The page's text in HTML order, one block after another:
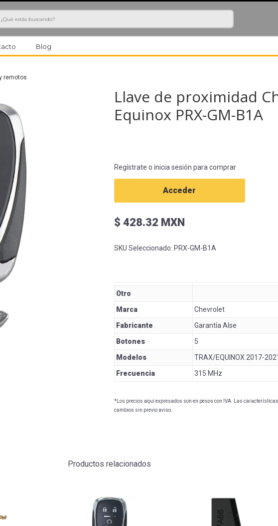
Blog
remotos
Llave de proximidad
Equinox PRX-GM-B1A
Regístrate o inicia sesión para comprar
Acceder
$ 428.32 MXN
SKU Seleccionado: PRX-GM-B1A
Otro
Marca
Chevrolet
Fabricante
Garantía Alse
Botones
5
Modelos
TRAX/EQUINOX 2017-
Frecuencia
315 MHz
*Los precios aquí expresados son en pesos con IVA. Las
cambios sin previo aviso.
Productos relacionados